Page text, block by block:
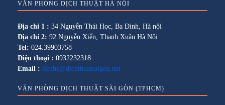
VĂN PHÒNG DỊCH THUẬT HÀ NỘI
Địa chỉ 1 : 34 Nguyễn Thái Học, Ba Đình, Hà nội
Địa chỉ 2: 92 Nguyễn Xiển, Thanh Xuân Hà Nội
Tel: 024.39903758
Điện thoại : 0932232318
Email : lienhe@dichthuatsaigon.net
VĂN PHÒNG DỊCH THUẬT SÀI GÒN (TPHCM)